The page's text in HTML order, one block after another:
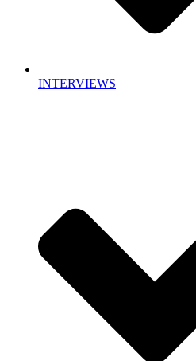
INTERVIEWS